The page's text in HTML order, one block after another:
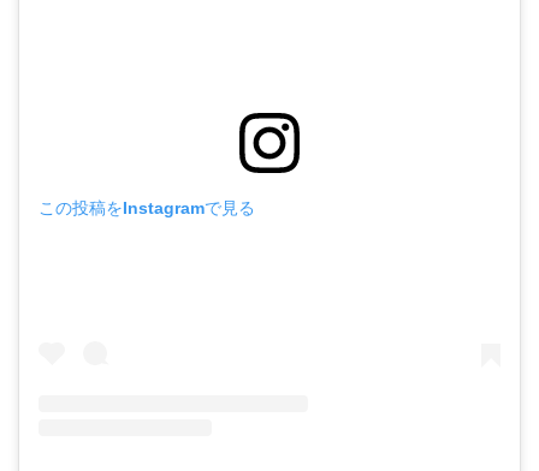
この投稿をInstagramで見る